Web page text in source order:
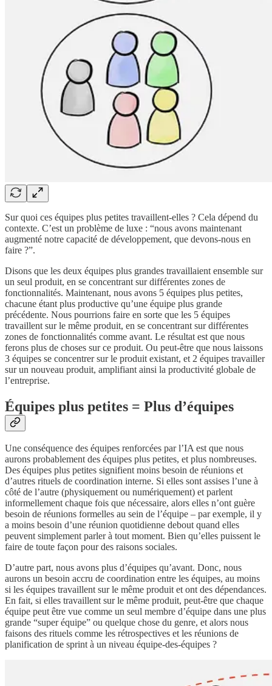
Sur quoi ces équipes plus petites travaillent-elles ? Cela dépend du
contexte. C’est un problème de luxe : “nous avons maintenant
augmenté notre capacité de développement, que devons-nous en
faire ?”.
Disons que les deux équipes plus grandes travaillaient ensemble sur
un seul produit, en se concentrant sur différentes zones de
fonctionnalités. Maintenant, nous avons 5 équipes plus petites,
chacune étant plus productive qu’une équipe plus grande
précédente. Nous pourrions faire en sorte que les 5 équipes
travaillent sur le même produit, en se concentrant sur différentes
zones de fonctionnalités comme avant. Le résultat est que nous
ferons plus de choses sur ce produit. Ou peut-être que nous laissons
3 équipes se concentrer sur le produit existant, et 2 équipes travailler
sur un nouveau produit, amplifiant ainsi la productivité globale de
l’entreprise.
Équipes plus petites = Plus d’équipes
Une conséquence des équipes renforcées par l’IA est que nous
aurons probablement des équipes plus petites, et plus nombreuses.
Des équipes plus petites signifient moins besoin de réunions et
d’autres rituels de coordination interne. Si elles sont assises l’une à
côté de l’autre (physiquement ou numériquement) et parlent
informellement chaque fois que nécessaire, alors elles n’ont guère
besoin de réunions formelles au sein de l’équipe – par exemple, il y
a moins besoin d’une réunion quotidienne debout quand elles
peuvent simplement parler à tout moment. Bien qu’elles puissent le
faire de toute façon pour des raisons sociales.
D’autre part, nous avons plus d’équipes qu’avant. Donc, nous
aurons un besoin accru de coordination entre les équipes, au moins
si les équipes travaillent sur le même produit et ont des dépendances.
En fait, si elles travaillent sur le même produit, peut-être que chaque
équipe peut être vue comme un seul membre d’équipe dans une plus
grande “super équipe” ou quelque chose du genre, et alors nous
faisons des rituels comme les rétrospectives et les réunions de
planification de sprint à un niveau équipe-des-équipes ?